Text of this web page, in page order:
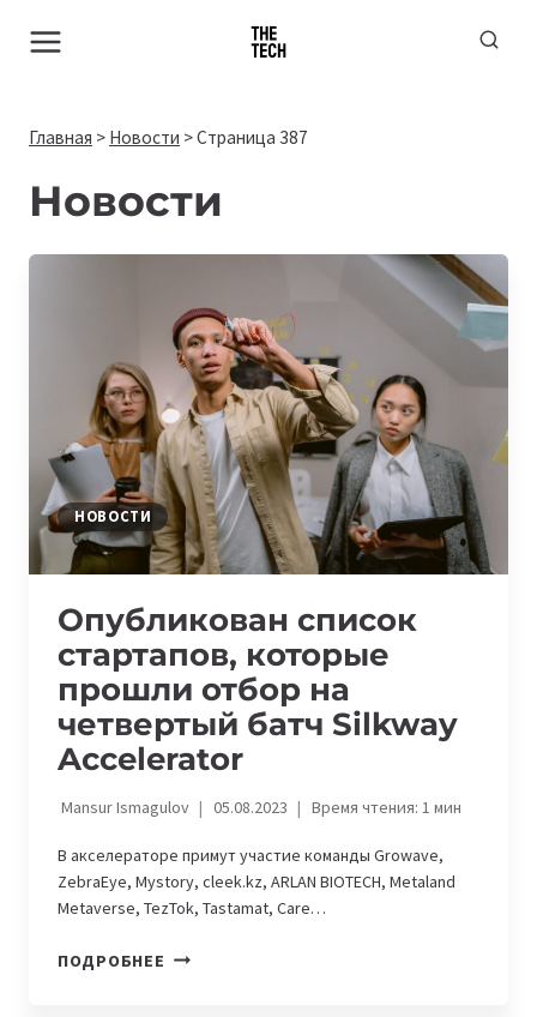
Главная > Новости >Страница 387
Новости
НОВОСТИ
Опубликован список
стартапов, которые
прошли отбор на
четвертый батч Silkway
Accelerator
Mansur Ismagulov 05.08.2023 Время чтения: 1мин
В акселераторе примут участие команды Growave,
ZebraEye, Mystory, cleek.kz, ARLAN BIOTECH, Metaland
Metaverse, TezTok, Tastamat, Care…
ПОДРОБНЕЕ ОПУБЛИКОВАН